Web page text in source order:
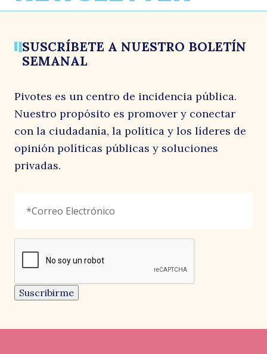
SUSCRÍBETE A NUESTRO BOLETÍN
SEMANAL
señala
campo
un
campo
de
debe
Electrónico *
reCAPTCHA
Suscribirme
Pivotes es un centro de incidencia pública.
Nuestro propósito es promover y conectar
con la ciudadanía, la política y los líderes de
opinión políticas públicas y soluciones
privadas.